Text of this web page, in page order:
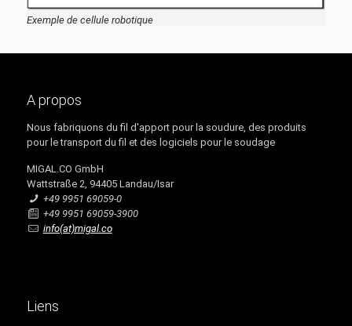
Exemple de cellule robotique
A propos
Nous fabriquons du fil d'apport pour la soudure, des produits
pour le transport du fil et des logiciels pour le soudage
MIGAL.CO GmbH
Wattstraße 2, 94405 Landau/Isar
+49 9951 69059-0
+49 9951 69059-3900
info(at)migal.co
Liens